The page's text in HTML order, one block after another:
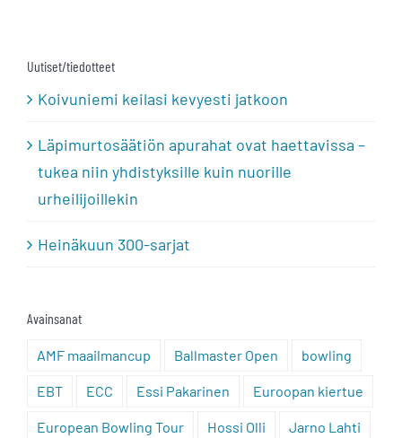
Uutiset/tiedotteet
Koivuniemi keilasi kevyesti jatkoon
Läpimurtosäätiön apurahat ovat haettavissa –
tukea niin yhdistyksille kuin nuorille
urheilijoillekin
Heinäkuun 300-sarjat
Avainsanat
AMF maailmancup Ballmaster Open bowling
EBT ECC Essi Pakarinen Euroopan kiertue
European Bowling Tour Hossi Olli Jarno Lahti